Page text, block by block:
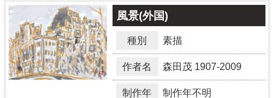
風景(外国)
種別 素描
作者名 森田茂 1907-2009
制作年 制作年不明